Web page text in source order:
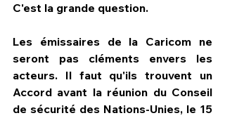
C'est la grande question.
Les émissaires de la Caricom ne
seront pas cléments envers les
acteurs. Il faut qu'ils trouvent un
Accord avant la réunion du Conseil
de sécurité des Nations-Unies, le 15